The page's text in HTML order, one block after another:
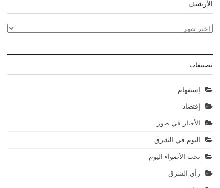
الأرشيف
الأرشيف
تصنيفات
إستفهام
إقتصاد
الأخبار في صور
اليوم في الشرق
تحت الأضواء اليوم
رأي الشرق